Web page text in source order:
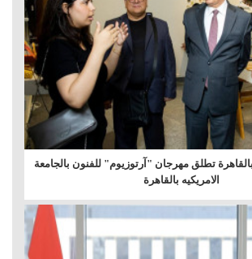
بالقاهرة تطلق مهرجان "آرتوزيوم" للفنون بالجامعة
الامريكيه بالقاهرة